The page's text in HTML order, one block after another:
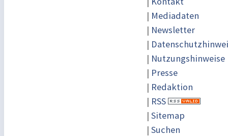
| Mediadaten
| Newsletter
|
| Nutzungshinweise
| Presse
| Redaktion
| RSS
| Sitemap
| Suchen